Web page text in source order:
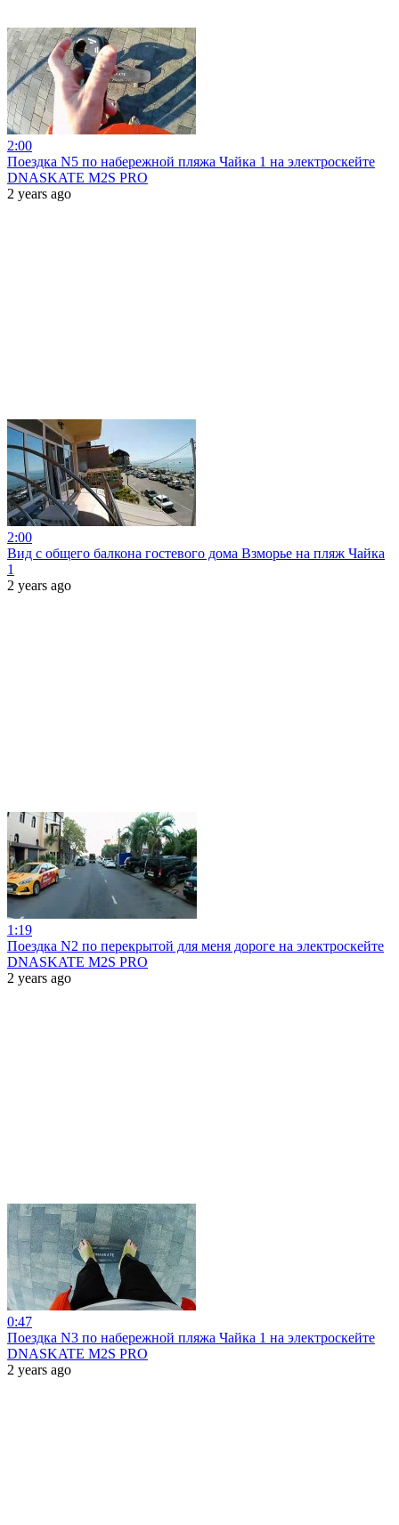
2:00
Поездка N5 по набережной пляжа Чайка 1 на электроскейте
DNASKATE M2S PRO
2 years ago
2:00
Вид с общего балкона гостевого дома Взморье на пляж Чайка
1
2 years ago
1:19
Поездка N2 по перекрытой для меня дороге на электроскейте
DNASKATE M2S PRO
2 years ago
0:47
Поездка N3 по набережной пляжа Чайка 1 на электроскейте
DNASKATE M2S PRO
2 years ago